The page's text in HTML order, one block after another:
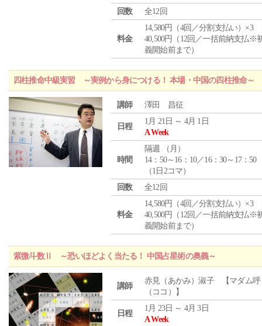
回数
全12回
料金
14,580円（4回／分割支払い）×3
40,500円（12回／一括前納支払※
義開始前まで）
四柱推命中級実習 ～実例から身につける！ 本場・中国の四柱推命～
講師 澤田 昌征
日程
1月 21日 ～ 4月 1日
A Week
時間
隔週 （ 月 ）
14：50～16：10／16：30～17：50
（1日2コマ）
回数
全12回
料金
14,580円（4回／分割支払い）×3
40,500円（12回／一括前納支払※
義開始前まで）
紫微斗数Ⅱ ～恐いほどよく当たる！ 中国占星術の奥義～
講師
赤見（あかみ）淑子 【マダム呼
（ココ）】
日程
1月 23日 ～ 4月 3日
A Week